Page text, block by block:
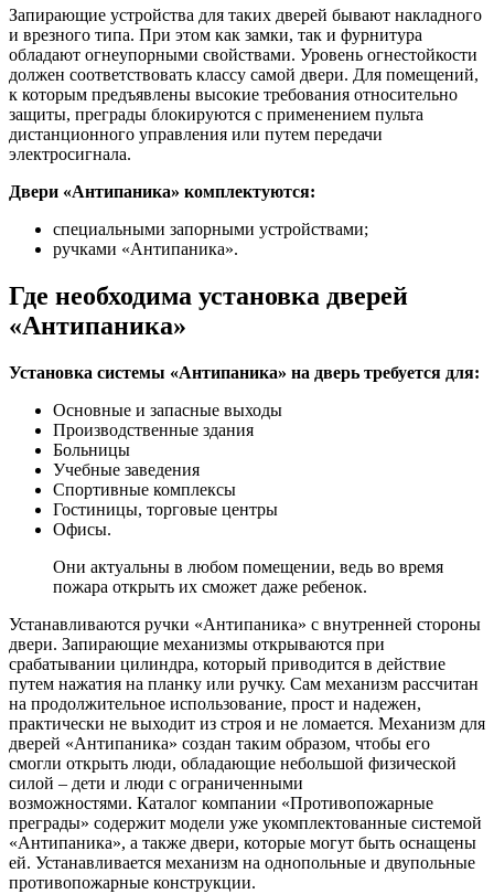
Запирающие устройства для таких дверей бывают накладного
и врезного типа. При этом как замки, так и фурнитура
обладают огнеупорными свойствами. Уровень огнестойкости
должен соответствовать классу самой двери. Для помещений,
к которым предъявлены высокие требования относительно
защиты, преграды блокируются с применением пульта
дистанционного управления или путем передачи
электросигнала.
Двери «Антипаника» комплектуются:
специальными запорными устройствами;
ручками «Антипаника».
Где необходима установка дверей
«Антипаника»
Установка системы «Антипаника» на дверь требуется для:
Основные и запасные выходы
Производственные здания
Больницы
Учебные заведения
Спортивные комплексы
Гостиницы, торговые центры
Офисы.
Они актуальны в любом помещении, ведь во время
пожара открыть их сможет даже ребенок.
Устанавливаются ручки «Антипаника» с внутренней стороны
двери. Запирающие механизмы открываются при
срабатывании цилиндра, который приводится в действие
путем нажатия на планку или ручку. Сам механизм рассчитан
на продолжительное использование, прост и надежен,
практически не выходит из строя и не ломается. Механизм для
дверей «Антипаника» создан таким образом, чтобы его
смогли открыть люди, обладающие небольшой физической
силой – дети и люди с ограниченными
возможностями. Каталог компании «Противопожарные
преграды» содержит модели уже укомплектованные системой
«Антипаника», а также двери, которые могут быть оснащены
ей. Устанавливается механизм на однопольные и двупольные
противопожарные конструкции.